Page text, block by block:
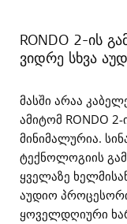
RONDO 2-ის
ვიდრე სხვა
მასში არაა
ამიტომ RONDO
მინიმალურია.
ტექნოლოგიის
ყველაზე
აუდიო
ყოველდღიური